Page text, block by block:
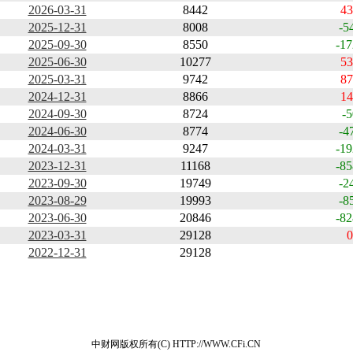
2026-03-31
8442
2025-12-31
8008
-
2025-09-30
8550
-
2025-06-30
10277
2025-03-31
9742
2024-12-31
8866
2024-09-30
8724
-
2024-06-30
8774
-
2024-03-31
9247
-
2023-12-31
11168
-
2023-09-30
19749
-
2023-08-29
19993
-
2023-06-30
20846
-
2023-03-31
29128
2022-12-31
29128
中财网版权所有(C) HTTP://WWW.CFi.CN